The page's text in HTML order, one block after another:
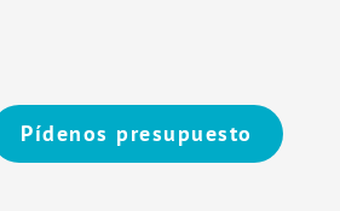
Pídenos presupuesto